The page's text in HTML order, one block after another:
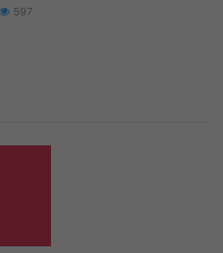
597